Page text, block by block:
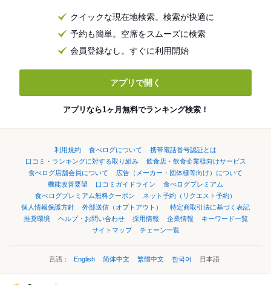
クイックな現在地検索。検索が快適に
予約も簡単。空席をスムーズに検索
会員登録なし。すぐに利用開始
アプリで開く
アプリなら1ヶ月無料でランキング検索！
利用規約 食べログについて
携帯電話番号認証とは
口コミ・ランキングに対する取り組み
飲食店・飲食企業様向けサービス
食べログ店舗会員について
広告（メーカー・団体様等向け）について
機能改善要望
口コミガイドライン
食べログプレミアム
食べログプレミアム無料クーポン
ネット予約（リクエスト予約）
個人情報保護方針
外部送信（オプトアウト）
特定商取引法に基づく表記
推奨環境
ヘルプ・お問い合わせ 採用情報 企業情報
キーワード一覧
サイトマップ
チェーン一覧
言語： English 简体中文 繁體中文 한국어 日本語